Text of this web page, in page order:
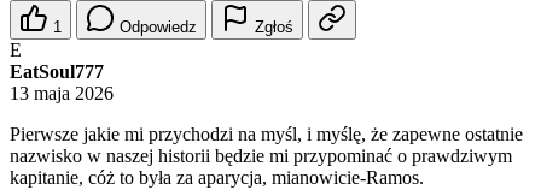
1 Odpowiedz Zgłoś
E
EatSoul777
13 maja 2026
Pierwsze jakie mi przychodzi na myśl, i myślę, że zapewne ostatnie
nazwisko w naszej historii będzie mi przypominać o prawdziwym
kapitanie, cóż to była za aparycja, mianowicie-Ramos.